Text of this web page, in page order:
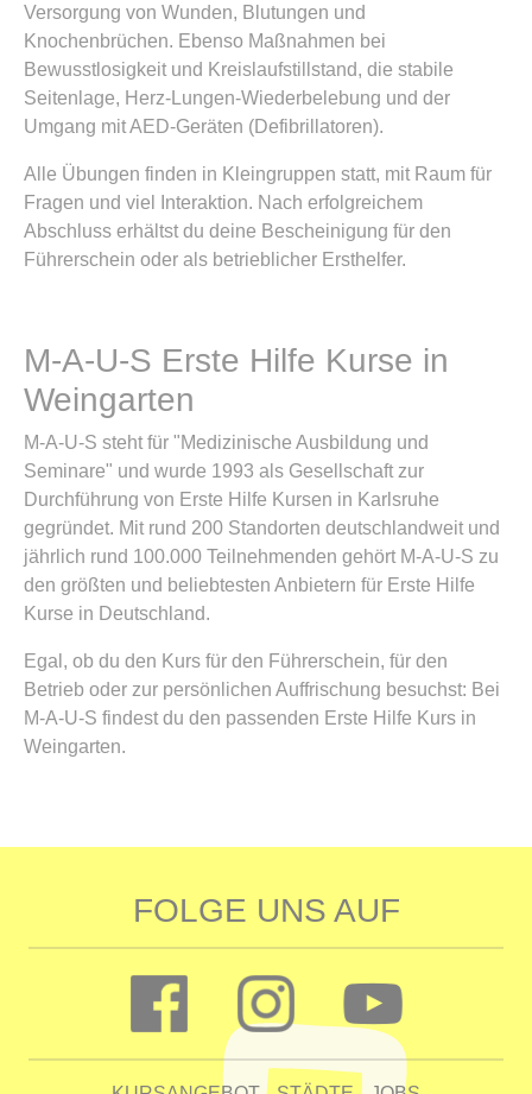
Versorgung von Wunden, Blutungen und
Knochenbrüchen. Ebenso Maßnahmen bei
Bewusstlosigkeit und Kreislaufstillstand, die stabile
Seitenlage, Herz-Lungen-Wiederbelebung und der
Umgang mit AED-Geräten (Defibrillatoren).
Alle Übungen finden in Kleingruppen statt, mit Raum für
Fragen und viel Interaktion. Nach erfolgreichem
Abschluss erhältst du deine Bescheinigung für den
Führerschein oder als betrieblicher Ersthelfer.
M-A-U-S Erste Hilfe Kurse in
Weingarten
M-A-U-S steht für "Medizinische Ausbildung und
Seminare" und wurde 1993 als Gesellschaft zur
Durchführung von Erste Hilfe Kursen in Karlsruhe
gegründet. Mit rund 200 Standorten deutschlandweit und
jährlich rund 100.000 Teilnehmenden gehört M-A-U-S zu
den größten und beliebtesten Anbietern für Erste Hilfe
Kurse in Deutschland.
Egal, ob du den Kurs für den Führerschein, für den
Betrieb oder zur persönlichen Auffrischung besuchst: Bei
M-A-U-S findest du den passenden Erste Hilfe Kurs in
Weingarten.
FOLGE UNS AUF